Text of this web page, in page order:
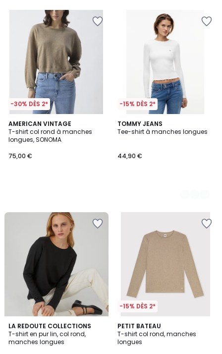
-30% DÈS 2*
AMERICAN VINTAGE
T-shirt col rond à manches
longues, SONOMA
75,00 €
-15% DÈS 2*
TOMMY JEANS
Tee-shirt à manches longues
44,90 €
2
Couleurs
LA REDOUTE COLLECTIONS
T-shirt en pur lin, col rond,
manches longues
4,6
/ 5
2
Couleurs
-15% DÈS 2*
PETIT BATEAU
T-shirt col rond, manches
longues